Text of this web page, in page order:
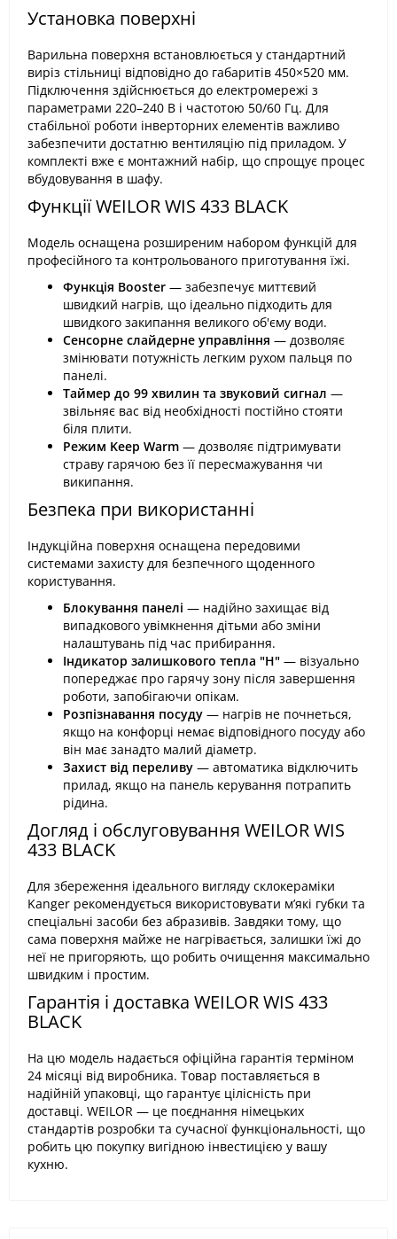
Установка поверхні
Варильна поверхня встановлюється у стандартний
виріз стільниці відповідно до габаритів 450×520 мм.
Підключення здійснюється до електромережі з
параметрами 220–240 В і частотою 50/60 Гц. Для
стабільної роботи інверторних елементів важливо
забезпечити достатню вентиляцію під приладом. У
комплекті вже є монтажний набір, що спрощує процес
вбудовування в шафу.
Функції WEILOR WIS 433 BLACK
Модель оснащена розширеним набором функцій для
професійного та контрольованого приготування їжі.
Функція Booster — забезпечує миттєвий
швидкий нагрів, що ідеально підходить для
швидкого закипання великого об'єму води.
Сенсорне слайдерне управління — дозволяє
змінювати потужність легким рухом пальця по
панелі.
Таймер до 99 хвилин та звуковий сигнал —
звільняє вас від необхідності постійно стояти
біля плити.
Режим Keep Warm — дозволяє підтримувати
страву гарячою без її пересмажування чи
википання.
Безпека при використанні
Індукційна поверхня оснащена передовими
системами захисту для безпечного щоденного
користування.
Блокування панелі — надійно захищає від
випадкового увімкнення дітьми або зміни
налаштувань під час прибирання.
Індикатор залишкового тепла "H" — візуально
попереджає про гарячу зону після завершення
роботи, запобігаючи опікам.
Розпізнавання посуду — нагрів не почнеться,
якщо на конфорці немає відповідного посуду або
він має занадто малий діаметр.
Захист від переливу — автоматика відключить
прилад, якщо на панель керування потрапить
рідина.
Догляд і обслуговування WEILOR WIS
433 BLACK
Для збереження ідеального вигляду склокераміки
Kanger рекомендується використовувати м’які губки та
спеціальні засоби без абразивів. Завдяки тому, що
сама поверхня майже не нагрівається, залишки їжі до
неї не пригоряють, що робить очищення максимально
швидким і простим.
Гарантія і доставка WEILOR WIS 433
BLACK
На цю модель надається офіційна гарантія терміном
24 місяці від виробника. Товар поставляється в
надійній упаковці, що гарантує цілісність при
доставці. WEILOR — це поєднання німецьких
стандартів розробки та сучасної функціональності, що
робить цю покупку вигідною інвестицією у вашу
кухню.